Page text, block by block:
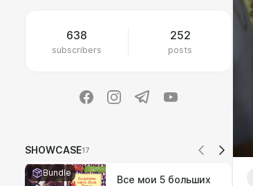
638
subscribers
252
posts
SHOWCASE17
Bundle
Все мои 5 больших